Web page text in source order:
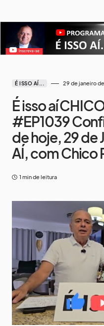
É ISSO AÍ... 29 de janeiro
É isso aí
#EP1039
de hoje, 29 de
AÍ, com Chico
1 min de leitura